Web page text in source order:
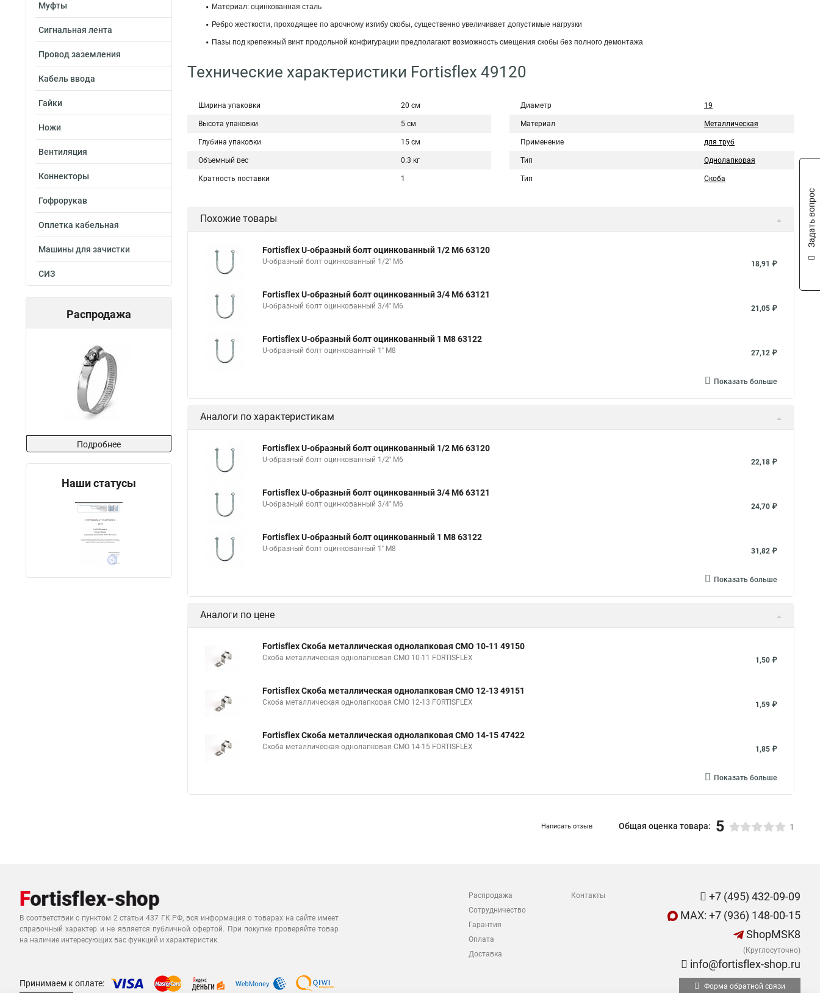
Муфты
Сигнальная лента
Провод заземления
Кабель ввода
Гайки
Ножи
Вентиляция
Коннекторы
Гофрорукав
Оплетка кабельная
Машины для зачистки
СИЗ
Распродажа
Подробнее
Наши статусы
Материал: оцинкованная сталь
Ребро жесткости, проходящее по арочному изгибу скобы, существенно увеличивает допустимые нагрузки
Пазы под крепежный винт продольной конфигурации предполагают возможность смещения скобы без полного демонтажа
Технические характеристики Fortisflex 49120
Ширина упаковки 20 см
Высота упаковки 5 см
Глубина упаковки 15 см
Объемный вес 0.3 кг
Кратность поставки 1
Диаметр 19
Материал Металлическая
Применение для труб
Тип Однолапковая
Тип Скоба
Похожие товары
Fortisflex U-образный болт оцинкованный 1/2 М6 63120
U-образный болт оцинкованный 1/2'' М6 18,91 ₽
Fortisflex U-образный болт оцинкованный 3/4 М6 63121
U-образный болт оцинкованный 3/4'' М6 21,05 ₽
Fortisflex U-образный болт оцинкованный 1 М8 63122
U-образный болт оцинкованный 1'' М8 27,12 ₽
Показать больше
Аналоги по характеристикам
Fortisflex U-образный болт оцинкованный 1/2 М6 63120
U-образный болт оцинкованный 1/2'' М6 22,18 ₽
Fortisflex U-образный болт оцинкованный 3/4 М6 63121
U-образный болт оцинкованный 3/4'' М6 24,70 ₽
Fortisflex U-образный болт оцинкованный 1 М8 63122
U-образный болт оцинкованный 1'' М8 31,82 ₽
Показать больше
Аналоги по цене
Fortisflex Скоба металлическая однолапковая СМО 10-11 49150
Скоба металлическая однолапковая СМО 10-11 FORTISFLEX 1,50 ₽
Fortisflex Скоба металлическая однолапковая СМО 12-13 49151
Скоба металлическая однолапковая СМО 12-13 FORTISFLEX 1,59 ₽
Fortisflex Скоба металлическая однолапковая СМО 14-15 47422
Скоба металлическая однолапковая СМО 14-15 FORTISFLEX 1,85 ₽
Показать больше
Написать отзыв Общая оценка товара: 5 1
В соответствии с пунктом 2 статьи 437 ГК РФ, вся информация о товарах на сайте имеет
справочный характер и не является публичной офертой. При покупке проверяйте товар
на наличие интересующих вас функций и характеристик.
Распродажа
Сотрудничество
Гарантия
Оплата
Доставка
Контакты
+7 (495) 432-09-09
MAX: +7 (936) 148-00-15
ShopMSK8
(Круглосуточно)
info@fortisflex-shop.ru
Принимаем к оплате: Форма обратной связи
Задать вопрос